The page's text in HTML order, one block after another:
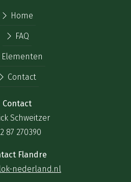
Home
FAQ
Elementen
Contact
Contact
Schweitzer
87 270390
Flandre
nederland.nl